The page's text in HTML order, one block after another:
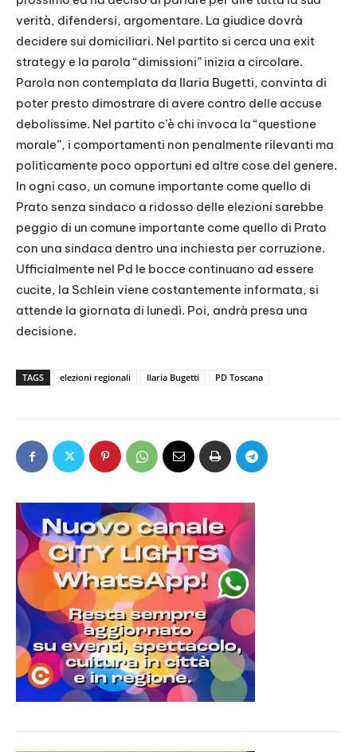
verità, difendersi, argomentare. La giudice dovrà
decidere sui domiciliari. Nel partito si cerca una exit
strategy e la parola “dimissioni” inizia a circolare.
Parola non contemplata da Ilaria Bugetti, convinta di
poter presto dimostrare di avere contro delle accuse
debolissime. Nel partito c’è chi invoca la “questione
morale”, i comportamenti non penalmente rilevanti ma
politicamente poco opportuni ed altre cose del genere.
In ogni caso, un comune importante come quello di
Prato senza sindaco a ridosso delle elezioni sarebbe
peggio di un comune importante come quello di Prato
con una sindaca dentro una inchiesta per corruzione.
Ufficialmente nel Pd le bocce continuano ad essere
cucite, la Schlein viene costantemente informata, si
attende la giornata di lunedì. Poi, andrà presa una
decisione.
TAGS elezioni regionali Ilaria Bugetti PD Toscana